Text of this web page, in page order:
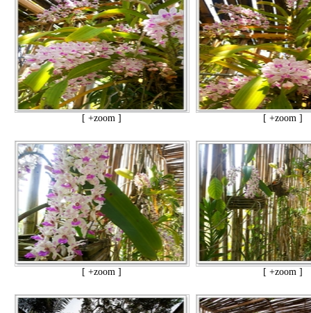
[ +zoom ] [ +zoom ]
[ +zoom ] [ +zoom ]